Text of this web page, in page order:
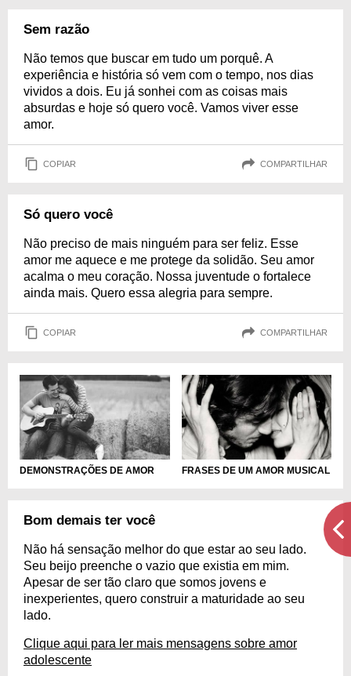
Sem razão
Não temos que buscar em tudo um porquê. A
experiência e história só vem com o tempo, nos dias
vividos a dois. Eu já sonhei com as coisas mais
absurdas e hoje só quero você. Vamos viver esse
amor.
COPIAR COMPARTILHAR
Só quero você
Não preciso de mais ninguém para ser feliz. Esse
amor me aquece e me protege da solidão. Seu amor
acalma o meu coração. Nossa juventude o fortalece
ainda mais. Quero essa alegria para sempre.
COPIAR COMPARTILHAR
DEMONSTRAÇÕES DE AMOR FRASES DE UM AMOR MUSICAL
Bom demais ter você
Não há sensação melhor do que estar ao seu lado.
Seu beijo preenche o vazio que existia em mim.
Apesar de ser tão claro que somos jovens e
inexperientes, quero construir a maturidade ao seu
lado.
Clique aqui para ler mais mensagens sobre amor
adolescente